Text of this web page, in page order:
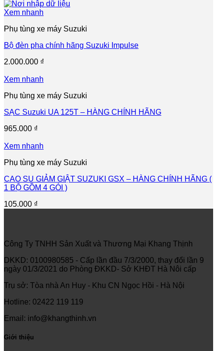
Xem nhanh
Phụ tùng xe máy Suzuki
Bộ đèn pha chính hãng Suzuki Impulse
2.000.000 ₫
Xem nhanh
Phụ tùng xe máy Suzuki
SẠC Suzuki UA 125T – HÀNG CHÍNH HÃNG
965.000 ₫
Xem nhanh
Phụ tùng xe máy Suzuki
CAO SU GIẢM GIẬT SUZUKI GSX – HÀNG CHÍNH HÃNG (
1 BỘ GỒM 4 GÓI )
105.000 ₫
Công Ty TNHH Sản Xuất và Thương Mại Khang Thịnh
DKKD: 0100980585 - Cấp lần đầu 7/3/2000, thay đổi lần 9
ngày 01/3/2021 do Phòng ĐKKD- Sở KHĐT Hà Nôi cấp
Trụ sở: Tòa nhà An Huy - Khu CN Ngọc Hồi - Hà Nội
Hotline: 02422 119 119
Email: info@khangthinh.vn
Giới thiệu